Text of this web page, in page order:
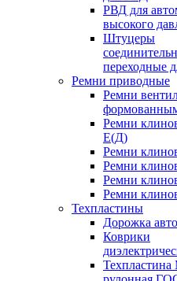
РВД для
высокого
Штуцеры
переходные
Ремни приводные
Ремни
Ремни
Е(Д)
Ремни
Ремни
Ремни
Ремни
Техпластины
Дорожка
Коврики